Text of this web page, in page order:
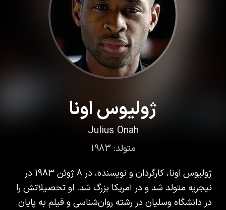
ژولیوس اونا
Julius Onah
متولد: 1983
ژولیوس اونا، کارگردان و نویسنده، در ۸ ژوئن ۱۹۸۳ در
نیجریه متولد شد و در آمریکا بزرگ شد. او تحصیلاتش را
در دانشگاه وسلیان در رشته روان‌شناسی و فیلم به پایان